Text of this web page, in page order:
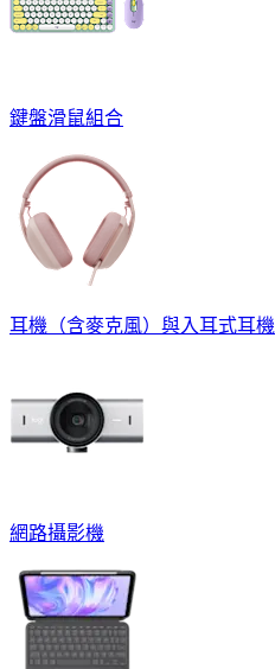
鍵盤滑鼠組合
耳機（含麥克風）與入耳式耳機
網路攝影機